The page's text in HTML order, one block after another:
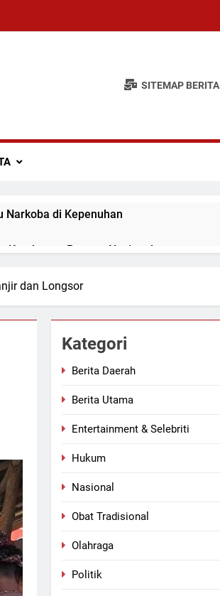
SITEMAP BERITA
Narkoba di Kepenuhan
Ketahanan Pangan Nasional
di Kamar WBP
Hangat dengan Kapolres AKBP
Narkotika Jenis Sabu
dan Longsor
Kategori
Berita Daerah
Berita Utama
Entertainment & Selebriti
Hukum
Nasional
Obat Tradisional
Olahraga
Politik